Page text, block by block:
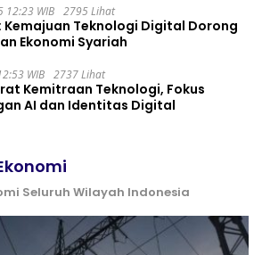
12:23 WIB 2795 Lihat
Kemajuan Teknologi Digital Dorong
Ekonomi Syariah
WIB 2737 Lihat
Kemitraan Teknologi, Fokus
AI dan Identitas Digital
Seluruh Wilayah Indonesia